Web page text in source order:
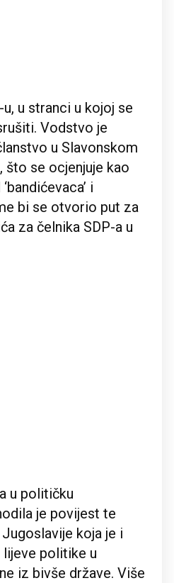
u stranci u kojoj se
Vodstvo je
u Slavonskom
što se ocjenjuje kao
i
bi se otvorio put za
za čelnika SDP-a u
u političku
je povijest te
koja je i
politike u
iz bivše države. Više